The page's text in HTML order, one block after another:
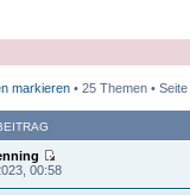
markieren • 25 Themen • Seite
N
00:58